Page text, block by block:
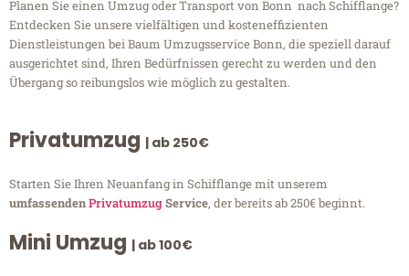
Planen Sie einen Umzug oder Transport von Bonn nach Schifflange?
Entdecken Sie unsere vielfältigen und kosteneffizienten
Dienstleistungen bei Baum Umzugsservice Bonn, die speziell darauf
ausgerichtet sind, Ihren Bedürfnissen gerecht zu werden und den
Übergang so reibungslos wie möglich zu gestalten.
Privatumzug | ab 250€
Starten Sie Ihren Neuanfang in Schifflange mit unserem
umfassendenPrivatumzugService, der bereits ab 250€ beginnt.
Mini Umzug | ab 100€